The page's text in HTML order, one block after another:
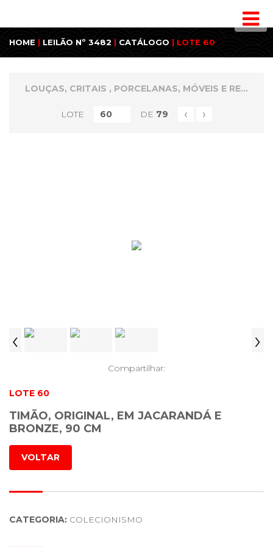
HOME | LEILÃO Nº 3482 | CATÁLOGO | LOTE 60
LOUÇAS, CRITAIS , PORCELANAS, MÓVEIS E REMANESCENTES RESIDENCIAIS
LOTE DE 79 ‹ ›
‹ ›
Compartilhar:
LOTE 60
TIMÃO, ORIGINAL, EM JACARANDÁ E
BRONZE, 90 CM
VOLTAR
CATEGORIA: COLECIONISMO